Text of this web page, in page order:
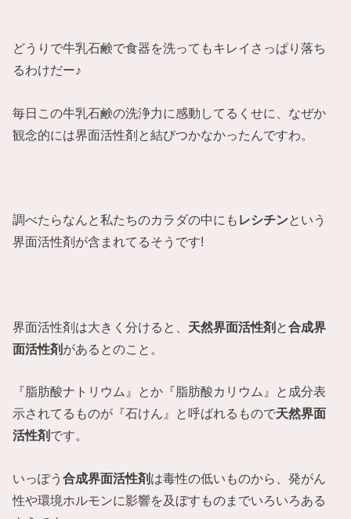
どうりで牛乳石鹸で食器を洗ってもキレイさっぱり落ち
るわけだー♪
毎日この牛乳石鹸の洗浄力に感動してるくせに、なぜか
観念的には界面活性剤と結びつかなかったんですわ。
調べたらなんと私たちのカラダの中にも レシチンという
界面活性剤が含まれてるそうです!
界面活性剤は大きく分けると、 天然界面活性剤 と合成界
面活性剤 があるとのこと。
『脂肪酸ナトリウム』とか『脂肪酸カリウム』と成分表
示されてるものが『石けん』と呼ばれるもので天然界面
活性剤 です。
いっぽう合成界面活性剤 は毒性の低いものから、発がん
性や環境ホルモンに影響を及ぼすものまでいろいろある